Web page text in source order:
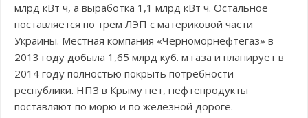
млрд кВт ч, а выработка 1,1 млрд кВт ч. Остальное
поставляется по трем ЛЭП с материковой части
Украины. Местная компания «Черноморнефтегаз» в
2013 году добыла 1,65 млрд куб. м газа и планирует в
2014 году полностью покрыть потребности
республики. НПЗ в Крыму нет, нефтепродукты
поставляют по морю и по железной дороге.